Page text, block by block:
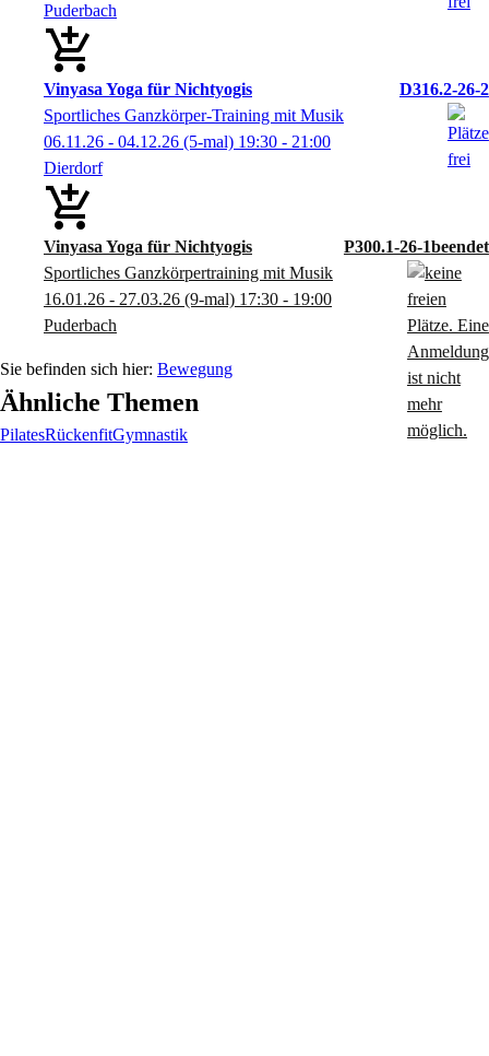
Vinyasa Yoga für Nichtyogis
P300.1-26-1
Sportliches Ganzkörpertraining mit Musik
16.01.26 - 27.03.26 (9-mal) 17:30 - 19:00
Puderbach
Puderbach
Vinyasa Yoga für Nichtyogis
D316.2-26-2
Sportliches Ganzkörper-Training mit Musik
06.11.26 - 04.12.26 (5-mal) 19:30 - 21:00
Dierdorf
Bewegung
Ähnliche Themen
PilatesRückenfitGymnastik